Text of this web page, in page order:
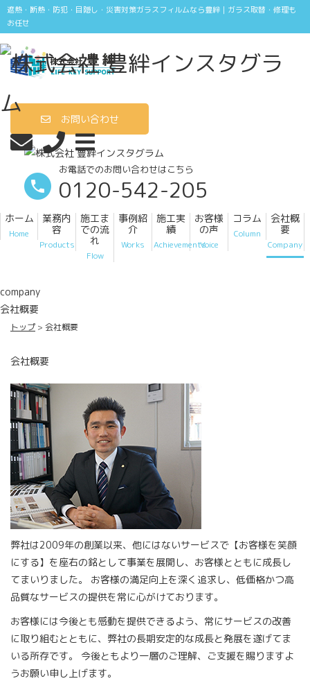
遮熱・断熱・防犯・目隠し・災害対策ガラスフィルムなら豊絆｜ガラス取替・修理も
お任せ
お問い合わせ
お電話でのお問い合わせはこちら
0120-542-205
ホーム
Home
業務内
容
Products
施工ま
での流
れ
Flow
事例紹
介
Works
施工実
績
Achievements
お客様
の声
Voice
コラム
Column
会社概
要
Company
company
会社概要
トップ 会社概要
会社概要
弊社は2009年の創業以来、他にはないサービスで【お客様を笑顔
にする】を座右の銘として事業を展開し、お客様とともに成長し
てまいりました。 お客様の満足向上を深く追求し、低価格かつ高
品質なサービスの提供を常に心がけております。
お客様には今後とも感動を提供できるよう、常にサービスの改善
に取り組むとともに、弊社の長期安定的な成長と発展を遂げてま
いる所存です。 今後ともより一層のご理解、ご支援を賜りますよ
うお願い申し上げます。